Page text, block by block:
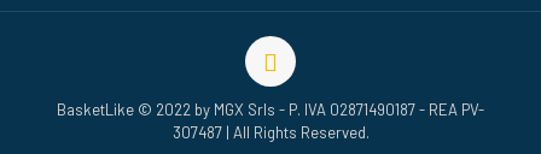
BasketLike © 2022 by MGX Srls - P. IVA 02871490187 - REA PV-
307487 | All Rights Reserved.